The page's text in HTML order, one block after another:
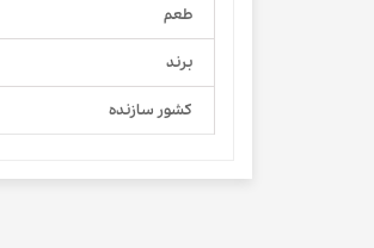
طعم
برند
کشور سازنده